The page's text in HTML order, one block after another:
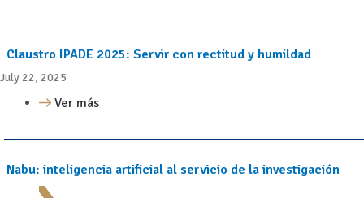
Claustro IPADE 2025: Servir con rectitud y humildad
July 22, 2025
Ver más
Nabu: inteligencia artificial al servicio de la investigación